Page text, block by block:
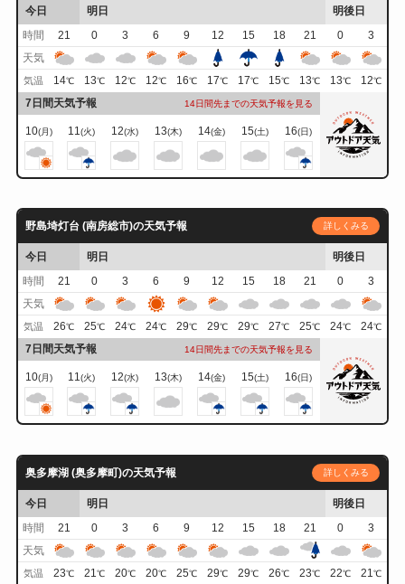
今日 明日
明後日
時間
21 0 3 6 9 12 15 18 21 0
3
天気
気温 14℃ 13℃ 12℃ 12℃ 16℃ 17℃ 17℃ 15℃ 13℃ 13℃ 12℃
7日間天気予報 14日間先までの天気予報を見る
10(月) 11(火) 12(水) 13(木) 14(金) 15(土) 16(日)
野島埼灯台 (南房総市)の天気予報 詳しくみる
今日 明日
明後日
時間
21 0 3 6 9 12 15 18 21 0
3
天気
気温 26℃ 25℃ 24℃ 24℃ 29℃ 29℃ 29℃ 27℃ 25℃ 24℃ 24℃
7日間天気予報 14日間先までの天気予報を見る
10(月) 11(火) 12(水) 13(木) 14(金) 15(土) 16(日)
奥多摩湖 (奥多摩町)の天気予報 詳しくみる
今日 明日
明後日
時間
21 0 3 6 9 12 15 18 21 0
3
天気
気温 23℃ 21℃ 20℃ 20℃ 25℃ 29℃ 29℃ 26℃ 23℃ 22℃ 21℃